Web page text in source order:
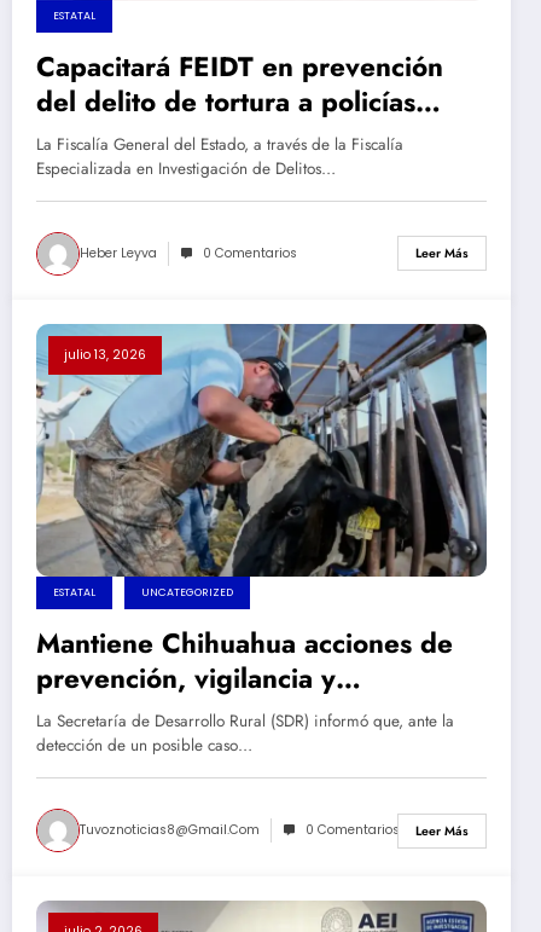
ESTATAL
Capacitará FEIDT en prevención
del delito de tortura a policías
municipales de Chihuahua
La Fiscalía General del Estado, a través de la Fiscalía
Especializada en Investigación de Delitos…
Heber Leyva 0 Comentarios Leer Más
julio 13, 2026
ESTATAL UNCATEGORIZED
Mantiene Chihuahua acciones de
prevención, vigilancia y
reforzamiento sanitario contra el
GBG
La Secretaría de Desarrollo Rural (SDR) informó que, ante la
detección de un posible caso…
Tuvoznoticias8@gmail.com 0 Comentarios Leer Más